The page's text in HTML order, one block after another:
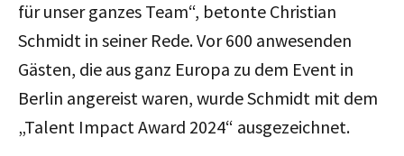
für unser ganzes Team“, betonte Christian
Schmidt in seiner Rede. Vor 600 anwesenden
Gästen, die aus ganz Europa zu dem Event in
Berlin angereist waren, wurde Schmidt mit dem
„Talent Impact Award 2024“ ausgezeichnet.